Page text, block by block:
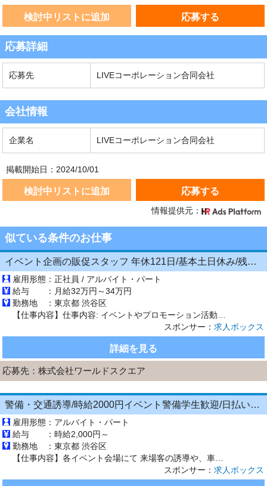
検討中リストに追加 応募する
応募詳細
応募先 LIVEコーポレーション合同会社
会社情報
企業名 LIVEコーポレーション合同会社
掲載開始日：2024/10/01
検討中リストに追加 応募する
情報提供元：
似ている条件のお仕事
イベント企画の販促スタッフ 年休121日/基本土日休み/残業少なめ/昨年度賞与5ヶ月分/海外研修あり
雇用形態： 正社員 / アルバイト・パート
給与 ： 月給32万円～34万円
勤務地 ： 東京都 渋谷区
スポンサー： 求人ボックス
詳細を見る
応募先： 株式会社ワールドスクエア
警備・交通誘導/時給2000円イベント警備学生歓迎/日払いOK/週0からWEB面接
雇用形態： アルバイト・パート
給与 ： 時給2,000円～
勤務地 ： 東京都 渋谷区
スポンサー： 求人ボックス